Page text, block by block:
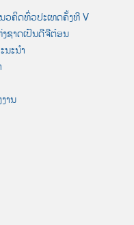
ວຄິດທົ່ວປະເທດຄັ້ງທີ V
ຊາດເປັນດີຈີຕ໋ອນ
ນະນຳ
ານ